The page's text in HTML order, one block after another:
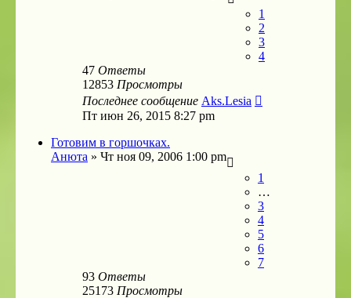
1
2
3
4
47 Ответы
12853 Просмотры
Последнее сообщение Aks.Lesia
Пт июн 26, 2015 8:27 pm
Готовим в горшочках.
Анюта » Чт ноя 09, 2006 1:00 pm
1
…
3
4
5
6
7
93 Ответы
25173 Просмотры